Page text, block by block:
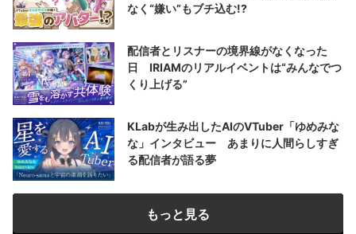
なく“嫌い”もブチ込む!?
配信者とリスナーの境界線がなくなった
日 IRIAMのリアルイベントは“みんなでつ
くり上げる”
KLabが生み出したAIのVTuber「ゆめみな
な」インタビュー あまりに人間らしすぎ
る配信者が語る夢
もっと見る